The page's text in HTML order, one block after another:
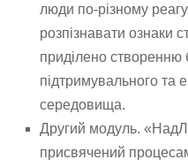
люди по-різному
розпізнавати ознаки
приділено створенню
підтримувального та
середовища.
Другий модуль.
присвячений